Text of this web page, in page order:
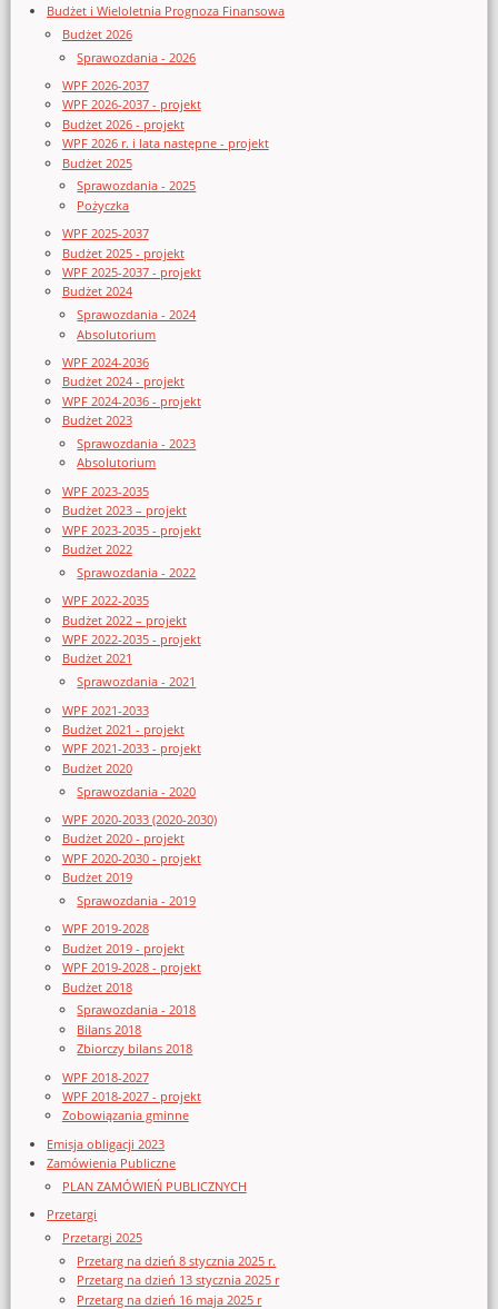
Budżet i Wieloletnia Prognoza Finansowa
Budżet 2026
Sprawozdania - 2026
WPF 2026-2037
WPF 2026-2037 - projekt
Budżet 2026 - projekt
WPF 2026 r. i lata następne - projekt
Budżet 2025
Sprawozdania - 2025
Pożyczka
WPF 2025-2037
Budżet 2025 - projekt
WPF 2025-2037 - projekt
Budżet 2024
Sprawozdania - 2024
Absolutorium
WPF 2024-2036
Budżet 2024 - projekt
WPF 2024-2036 - projekt
Budżet 2023
Sprawozdania - 2023
Absolutorium
WPF 2023-2035
Budżet 2023 – projekt
WPF 2023-2035 - projekt
Budżet 2022
Sprawozdania - 2022
WPF 2022-2035
Budżet 2022 – projekt
WPF 2022-2035 - projekt
Budżet 2021
Sprawozdania - 2021
WPF 2021-2033
Budżet 2021 - projekt
WPF 2021-2033 - projekt
Budżet 2020
Sprawozdania - 2020
WPF 2020-2033 (2020-2030)
Budżet 2020 - projekt
WPF 2020-2030 - projekt
Budżet 2019
Sprawozdania - 2019
WPF 2019-2028
Budżet 2019 - projekt
WPF 2019-2028 - projekt
Budżet 2018
Sprawozdania - 2018
Bilans 2018
Zbiorczy bilans 2018
WPF 2018-2027
WPF 2018-2027 - projekt
Zobowiązania gminne
Emisja obligacji 2023
Zamówienia Publiczne
PLAN ZAMÓWIEŃ PUBLICZNYCH
Przetargi
Przetargi 2025
Przetarg na dzień 8 stycznia 2025 r.
Przetarg na dzień 13 stycznia 2025 r
Przetarg na dzień 16 maja 2025 r